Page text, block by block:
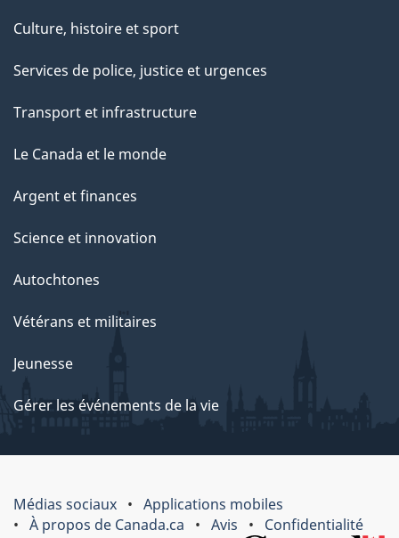
Culture, histoire et sport
Services de police, justice et urgences
Transport et infrastructure
Le Canada et le monde
Argent et finances
Science et innovation
Autochtones
Vétérans et militaires
Jeunesse
Gérer les événements de la vie
Médias sociaux
Applications mobiles
À propos de Canada.ca
Avis Confidentialité